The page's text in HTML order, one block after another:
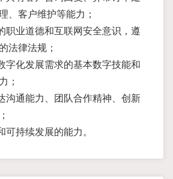
、客户维护等能力；
职业道德和互联网安全意识，遵
法律法规；
字化发展需求的基本数字技能和
；
沟通能力、团队合作精神、创新
可持续发展的能力。